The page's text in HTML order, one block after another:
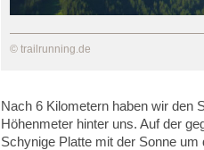
© trailrunning.de
Nach 6 Kilometern haben wir den
Höhenmeter hinter uns. Auf der
Schynige Platte mit der Sonne